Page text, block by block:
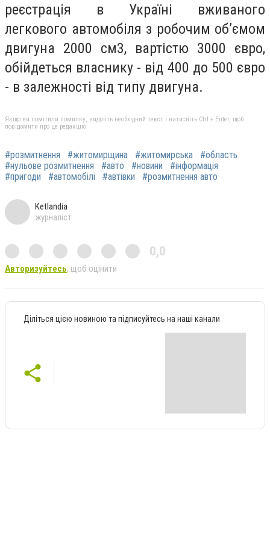
реєстрація в Україні вживаного
легкового автомобіля з робочим об’ємом
двигуна 2000 см3, вартістю 3000 євро,
обійдеться власнику - від 400 до 500 євро
- в залежності від типу двигуна.
Якщо ви помітили помилку, виділіть необхідний текст і натисніть Ctrl + Enter, щоб
повідомити про це редакцію
#розмитнення #житомирщина #житомирська
#область
#нульове розмитнення
#авто #новини
#інформація
#пригоди
#автомобілі #автівки #розмитнення авто
Ketlandia
журналіст
0,0
Авторизуйтесь, щоб оцінити
Діліться цією новиною та підписуйтесь на наші канали